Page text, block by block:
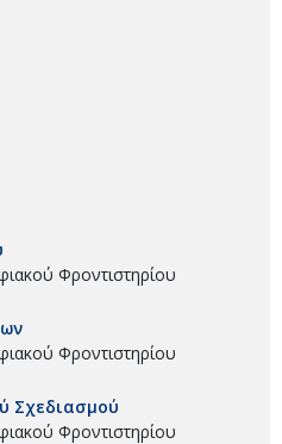
Φροντιστηρίου
Φροντιστηρίου
Σχεδιασμού
Φροντιστηρίου